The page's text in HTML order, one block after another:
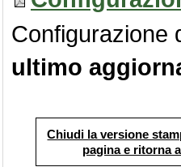
Configurazione
ultimo
Chiudi la versione
pagina e ritorna